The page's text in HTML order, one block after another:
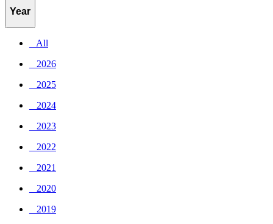
Year
_ All
_ 2026
_ 2025
_ 2024
_ 2023
_ 2022
_ 2021
_ 2020
_ 2019